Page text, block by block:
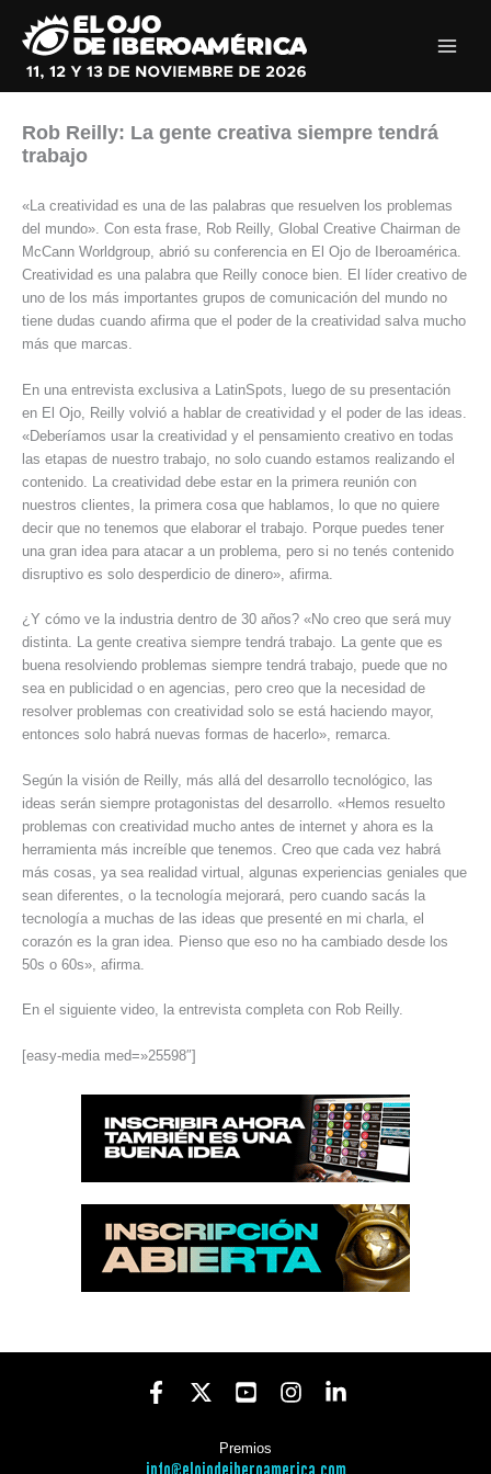
contenido
Rob Reilly: La gente creativa siempre tendrá
trabajo
«La creatividad es una de las palabras que resuelven los problemas
del mundo». Con esta frase, Rob Reilly, Global Creative Chairman de
McCann Worldgroup, abrió su conferencia en El Ojo de Iberoamérica.
Creatividad es una palabra que Reilly conoce bien. El líder creativo de
uno de los más importantes grupos de comunicación del mundo no
tiene dudas cuando afirma que el poder de la creatividad salva mucho
más que marcas.
En una entrevista exclusiva a LatinSpots, luego de su presentación
en El Ojo, Reilly volvió a hablar de creatividad y el poder de las ideas.
«Deberíamos usar la creatividad y el pensamiento creativo en todas
las etapas de nuestro trabajo, no solo cuando estamos realizando el
contenido. La creatividad debe estar en la primera reunión con
nuestros clientes, la primera cosa que hablamos, lo que no quiere
decir que no tenemos que elaborar el trabajo. Porque puedes tener
una gran idea para atacar a un problema, pero si no tenés contenido
disruptivo es solo desperdicio de dinero», afirma.
¿Y cómo ve la industria dentro de 30 años? «No creo que será muy
distinta. La gente creativa siempre tendrá trabajo. La gente que es
buena resolviendo problemas siempre tendrá trabajo, puede que no
sea en publicidad o en agencias, pero creo que la necesidad de
resolver problemas con creatividad solo se está haciendo mayor,
entonces solo habrá nuevas formas de hacerlo», remarca.
Según la visión de Reilly, más allá del desarrollo tecnológico, las
ideas serán siempre protagonistas del desarrollo. «Hemos resuelto
problemas con creatividad mucho antes de internet y ahora es la
herramienta más increíble que tenemos. Creo que cada vez habrá
más cosas, ya sea realidad virtual, algunas experiencias geniales que
sean diferentes, o la tecnología mejorará, pero cuando sacás la
tecnología a muchas de las ideas que presenté en mi charla, el
corazón es la gran idea. Pienso que eso no ha cambiado desde los
50s o 60s», afirma.
En el siguiente video, la entrevista completa con Rob Reilly.
[easy-media med=»25598″]
Premios